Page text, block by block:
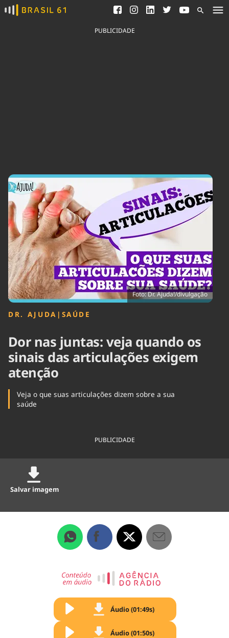
Ver todas as notícias
Saneamento
Indicadores
Agronegócios
Brasil
Brasil Mineral
Ciência &
Tecnologia
Cinema
Comportamento
Cultura
Economia
Educação
Infraestrutura
Internacional
Meio Ambiente
Podcast
Política
Saúde
Tempo
PUBLICIDADE
Foto: Dr. Ajuda!/divulgação
DR. AJUDA | SAÚDE
Dor nas juntas: veja quando os
sinais das articulações exigem
atenção
Veja o que suas articulações dizem sobre a sua
saúde
PUBLICIDADE
Salvar imagem
Áudio (01:49s)
Áudio (01:50s)